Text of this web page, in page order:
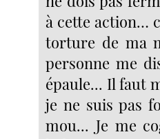
à cette action…
torture de ma
personne me
épaule... Il faut
je ne suis pas
mou... Je me